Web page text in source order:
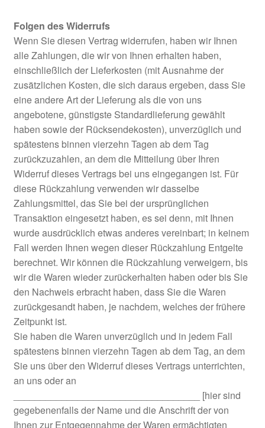
Folgen des Widerrufs
Wenn Sie diesen Vertrag widerrufen, haben wir Ihnen
alle Zahlungen, die wir von Ihnen erhalten haben,
einschließlich der Lieferkosten (mit Ausnahme der
zusätzlichen Kosten, die sich daraus ergeben, dass Sie
eine andere Art der Lieferung als die von uns
angebotene, günstigste Standardlieferung gewählt
haben sowie der Rücksendekosten), unverzüglich und
spätestens binnen vierzehn Tagen ab dem Tag
zurückzuzahlen, an dem die Mitteilung über Ihren
Widerruf dieses Vertrags bei uns eingegangen ist. Für
diese Rückzahlung verwenden wir dasselbe
Zahlungsmittel, das Sie bei der ursprünglichen
Transaktion eingesetzt haben, es sei denn, mit Ihnen
wurde ausdrücklich etwas anderes vereinbart; in keinem
Fall werden Ihnen wegen dieser Rückzahlung Entgelte
berechnet. Wir können die Rückzahlung verweigern, bis
wir die Waren wieder zurückerhalten haben oder bis Sie
den Nachweis erbracht haben, dass Sie die Waren
zurückgesandt haben, je nachdem, welches der frühere
Zeitpunkt ist.
Sie haben die Waren unverzüglich und in jedem Fall
spätestens binnen vierzehn Tagen ab dem Tag, an dem
Sie uns über den Widerruf dieses Vertrags unterrichten,
an uns oder an
___________________________________ [hier sind
gegebenenfalls der Name und die Anschrift der von
Ihnen zur Entgegennahme der Waren ermächtigten